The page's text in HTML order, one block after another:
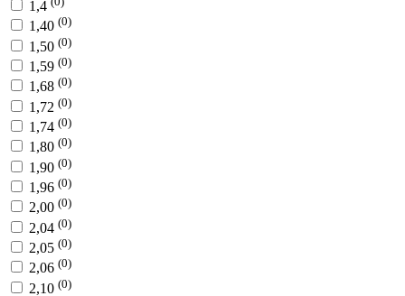
1,4
1,40 (0)
1,50 (0)
1,59 (0)
1,68 (0)
1,72 (0)
1,74 (0)
1,80 (0)
1,90 (0)
1,96 (0)
2,00 (0)
2,04 (0)
2,05 (0)
2,06 (0)
2,10 (0)